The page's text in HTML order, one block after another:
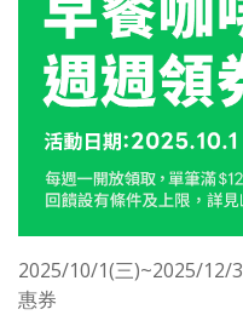
2025/10/1(三)~2025/12/
惠券